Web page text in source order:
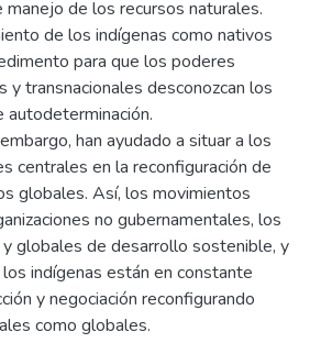
de los recursos naturales.
de los indígenas como nativos
para que los poderes
y transnacionales desconozcan los
autodeterminación.
han ayudado a situar a los
centrales en la reconfiguración de
globales. Así, los movimientos
no gubernamentales, los
globales de desarrollo sostenible, y
indígenas están en constante
y negociación reconfigurando
como globales.